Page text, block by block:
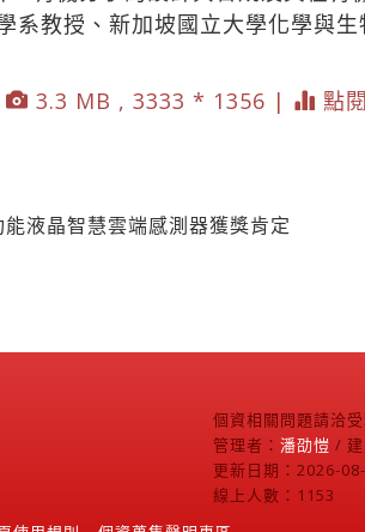
系教授、新加坡國立大學化學與
3.3 MB , 3333 * 1356 |
點
液晶智慧雲端感測器獲獎肯定
個資相關問題請洽
管理者： 潘劭愷 / 建
更新日期：2026-
線上人數：1153